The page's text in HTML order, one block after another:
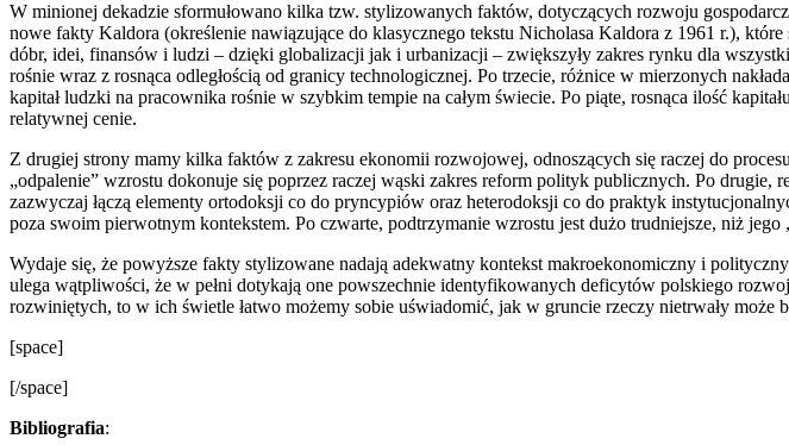
W minionej dekadzie sformułowano kilka tzw. stylizowanych faktów, dotyczących rozwoju
nowe fakty Kaldora (określenie nawiązujące do klasycznego tekstu Nicholasa Kaldora z 1961 r.),
dóbr, idei, finansów i ludzi – dzięki globalizacji jak i urbanizacji – zwiększyły zakres rynku dla
rośnie wraz z rosnąca odległością od granicy technologicznej. Po trzecie, różnice w mierzonych
kapitał ludzki na pracownika rośnie w szybkim tempie na całym świecie. Po piąte, rosnąca ilość
relatywnej cenie.
Z drugiej strony mamy kilka faktów z zakresu ekonomii rozwojowej, odnoszących się raczej do
„odpalenie” wzrostu dokonuje się poprzez raczej wąski zakres reform polityk publicznych. Po
zazwyczaj łączą elementy ortodoksji co do pryncypiów oraz heterodoksji co do praktyk
poza swoim pierwotnym kontekstem. Po czwarte, podtrzymanie wzrostu jest dużo trudniejsze, niż
Wydaje się, że powyższe fakty stylizowane nadają adekwatny kontekst makroekonomiczny i
ulega wątpliwości, że w pełni dotykają one powszechnie identyfikowanych deficytów polskiego
rozwiniętych, to w ich świetle łatwo możemy sobie uświadomić, jak w gruncie rzeczy nietrwały może
[space]
[/space]
Bibliografia: